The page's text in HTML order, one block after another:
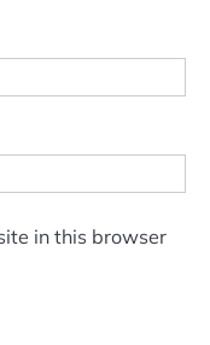
in this browser